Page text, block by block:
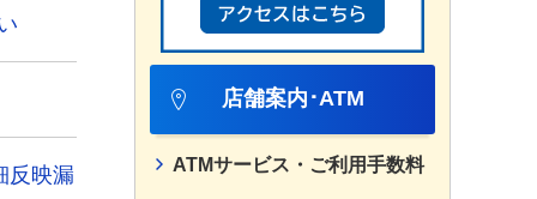
反映漏
店舗案内･ATM
ATMサービス・ご利用手数料